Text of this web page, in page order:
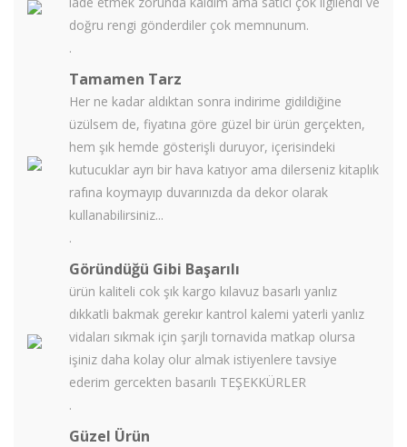
doğru rengi gönderdiler çok memnunum.
.
Tamamen Tarz
Her ne kadar aldıktan sonra indirime gidildiğine
üzülsem de, fiyatına göre güzel bir ürün gerçekten,
hem şık hemde gösterişli duruyor, içerisindeki
kutucuklar ayrı bir hava katıyor ama dilerseniz kitaplık
rafına koymayıp duvarınızda da dekor olarak
kullanabilirsiniz...
.
Göründüğü Gibi Başarılı
ürün kaliteli cok şık kargo kılavuz basarlı yanlız
dıkkatli bakmak gerekır kantrol kalemi yaterli yanlız
vidaları sıkmak için şarjlı tornavida matkap olursa
işiniz daha kolay olur almak istiyenlere tavsiye
ederim gercekten basarılı TEŞEKKÜRLER
.
Güzel Ürün